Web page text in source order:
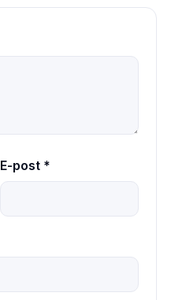
E-post *